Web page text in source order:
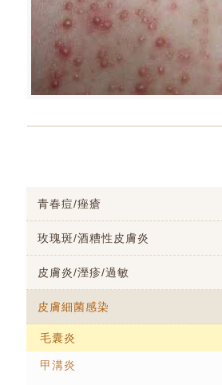
青春痘/痤瘡
玫瑰斑/酒糟性皮膚炎
皮膚炎/溼疹/過敏
皮膚細菌感染
毛囊炎
甲溝炎